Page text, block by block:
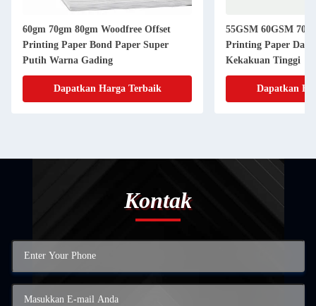
60gm 70gm 80gm Woodfree Offset
Printing Paper Bond Paper Super
Putih Warna Gading
Dapatkan Harga Terbaik
55GSM 60GSM
Printing Paper
Kekakuan Tinggi
Dapatkan
Kontak